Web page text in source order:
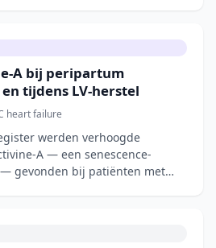
A bij peripartum
tijdens LV-herstel
heart failure
werden verhoogde
A — een senescence-
gevonden bij patiënten met